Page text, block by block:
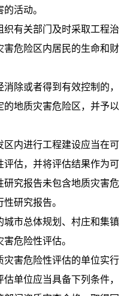
活动。
有关部门及时采取工程治
危险区内居民的生命和财
除或者得到有效控制的，
地质灾害危险区，并予以
内进行工程建设应当在可
估，并将评估结果作为可
究报告未包含地质灾害危
研究报告。
市总体规划、村庄和集镇
危险性评估。
害危险性评估的单位实行
单位应当具备下列条件，